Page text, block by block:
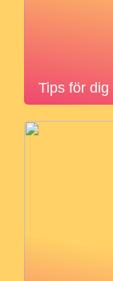
Tips för